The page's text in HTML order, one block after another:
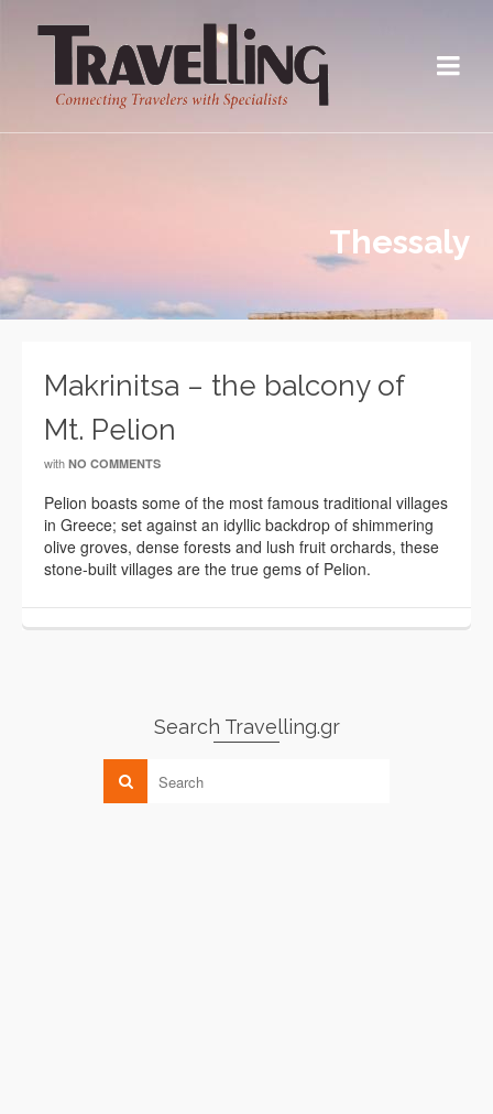
Thessaly
Makrinitsa – the balcony of
Mt. Pelion
with NO COMMENTS
Pelion boasts some of the most famous traditional villages
in Greece; set against an idyllic backdrop of shimmering
olive groves, dense forests and lush fruit orchards, these
stone-built villages are the true gems of Pelion.
Search Travelling.gr